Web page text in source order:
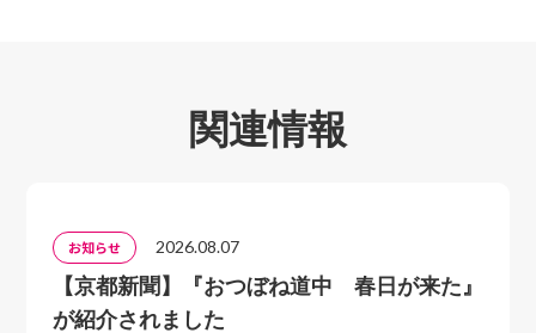
関連情報
お知らせ 2026.08.07
【京都新聞】『おつぼね道中 春日が来た』
が紹介されました